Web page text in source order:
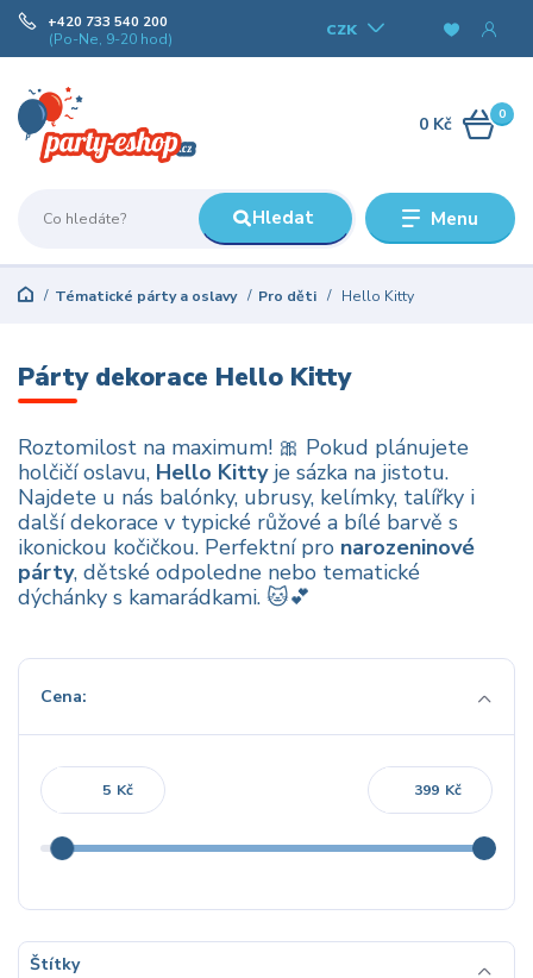
Menu
CZK
Hledat
+420 733 540 200
(Po-Ne, 9-20 hod)
0
0 Kč
Tématické párty a oslavy Pro děti Hello Kitty
Párty dekorace Hello Kitty
Roztomilost na maximum! 🎀 Pokud plánujete
holčičí oslavu, Hello Kittyje sázka na jistotu.
Najdete u nás balónky, ubrusy, kelímky, talířky i
další dekorace v typické růžové a bílé barvě s
ikonickou kočičkou. Perfektní pro narozeninové
párty, dětské odpoledne nebo tematické
dýchánky s kamarádkami. 🐱💕
Cena:
Kč Kč
Štítky